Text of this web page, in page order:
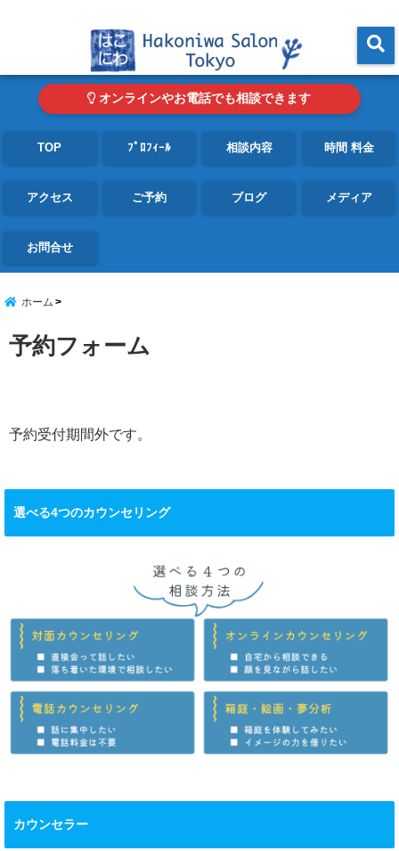
オンラインやお電話でも相談できます
TOP ﾌﾟﾛﾌｨｰﾙ 相談内容 時間 料金
アクセス ご予約 ブログ メディア
お問合せ
ホーム
予約フォーム
予約受付期間外です。
選べる4つのカウンセリング
カウンセラー